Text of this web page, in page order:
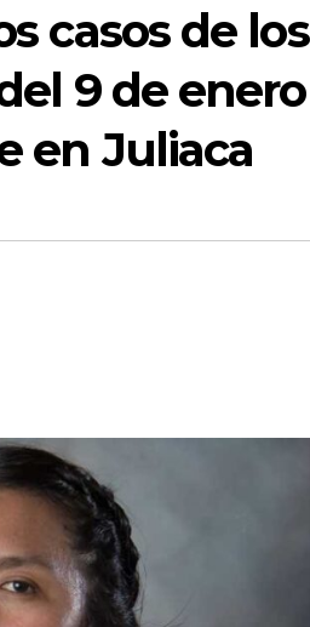
casos de los
9 de enero
en Juliaca